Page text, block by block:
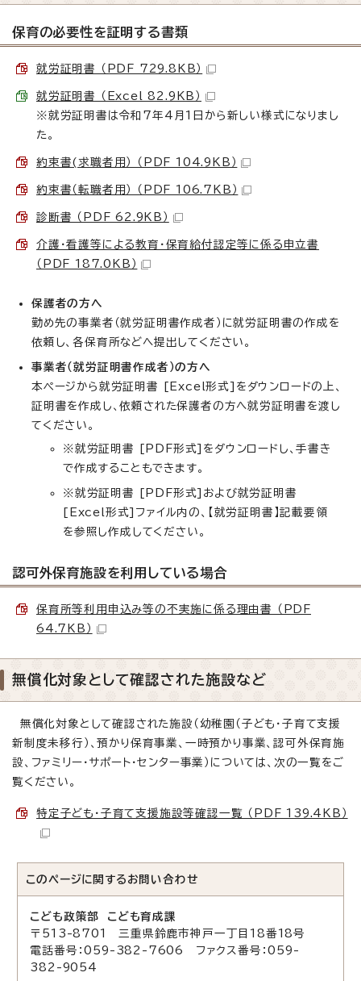
保育の必要性を証明する書類
就労証明書 （PDF 729.8KB）
就労証明書 （Excel 82.9KB）
※就労証明書は令和7年4月1日から新しい様式になりまし
た。
約束書(求職者用） （PDF 104.9KB）
約束書（転職者用） （PDF 106.7KB）
診断書 （PDF 62.9KB）
介護・看護等による教育・保育給付認定等に係る申立書
（PDF 187.0KB）
保護者の方へ
勤め先の事業者（就労証明書作成者）に就労証明書の作成を
依頼し、各保育所などへ提出してください。
事業者（就労証明書作成者）の方へ
本ページから就労証明書 [Excel形式]をダウンロードの上、
証明書を作成し、依頼された保護者の方へ就労証明書を渡し
てください。
※就労証明書 [PDF形式]をダウンロードし、手書き
で作成することもできます。
※就労証明書 [PDF形式]および就労証明書
[Excel形式]ファイル内の、【就労証明書】記載要領
を参照し作成してください。
認可外保育施設を利用している場合
保育所等利用申込み等の不実施に係る理由書 （PDF
64.7KB）
無償化対象として確認された施設など
無償化対象として確認された施設（幼稚園（子ども・子育て支援
新制度未移行）、預かり保育事業、一時預かり事業、認可外保育施
設、ファミリー・サポート・センター事業）については、次の一覧をご
覧ください。
特定子ども・子育て支援施設等確認一覧 （PDF 139.4KB）
このページに関する お問い合わせ
こども政策部 こども育成課
〒513-8701 三重県鈴鹿市神戸一丁目18番18号
電話番号：059-382-7606 ファクス番号：059-
382-9054